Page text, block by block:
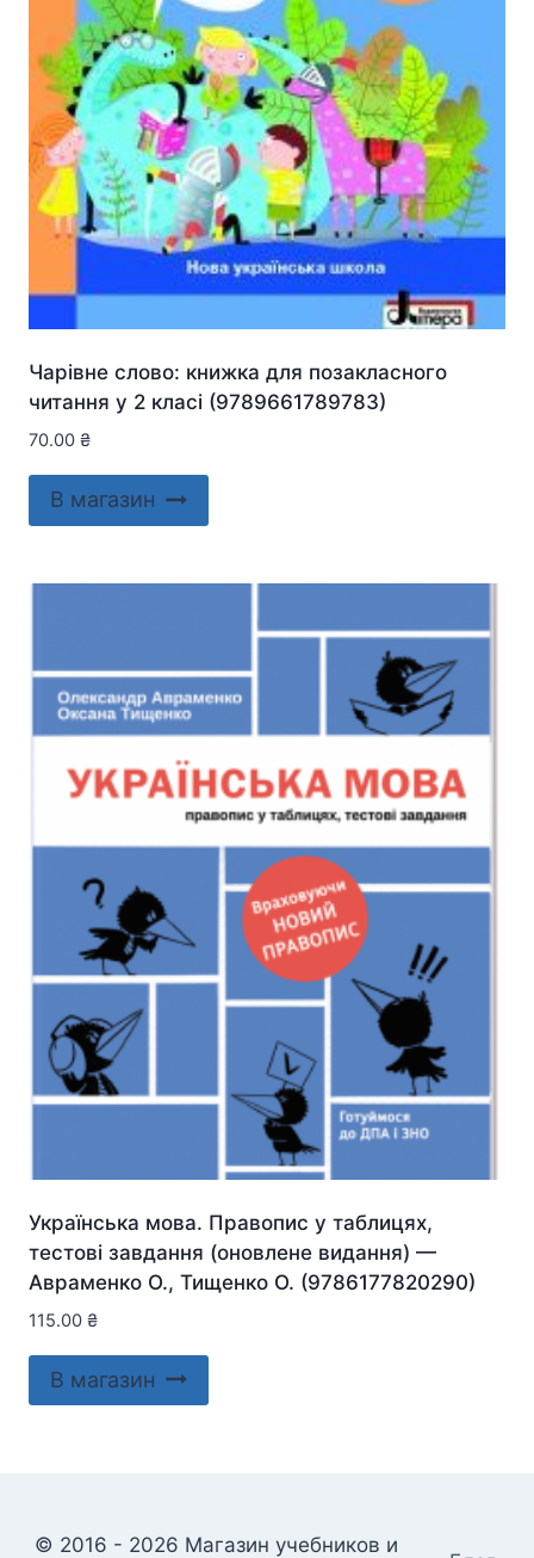
Чарівне слово: книжка для позакласного
читання у 2 класі (9789661789783)
70.00 ₴
В магазин
Українська мова. Правопис у таблицях,
тестові завдання (оновлене видання) —
Авраменко О., Тищенко О. (9786177820290)
115.00 ₴
В магазин
© 2016 - 2026 Магазин учебников и